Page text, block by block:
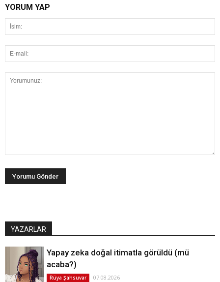
YORUM YAP
YAZARLAR
Yapay zeka doğal itimatla görüldü (mü
acaba?)
Rüya Şahsuvar 07.08.2026